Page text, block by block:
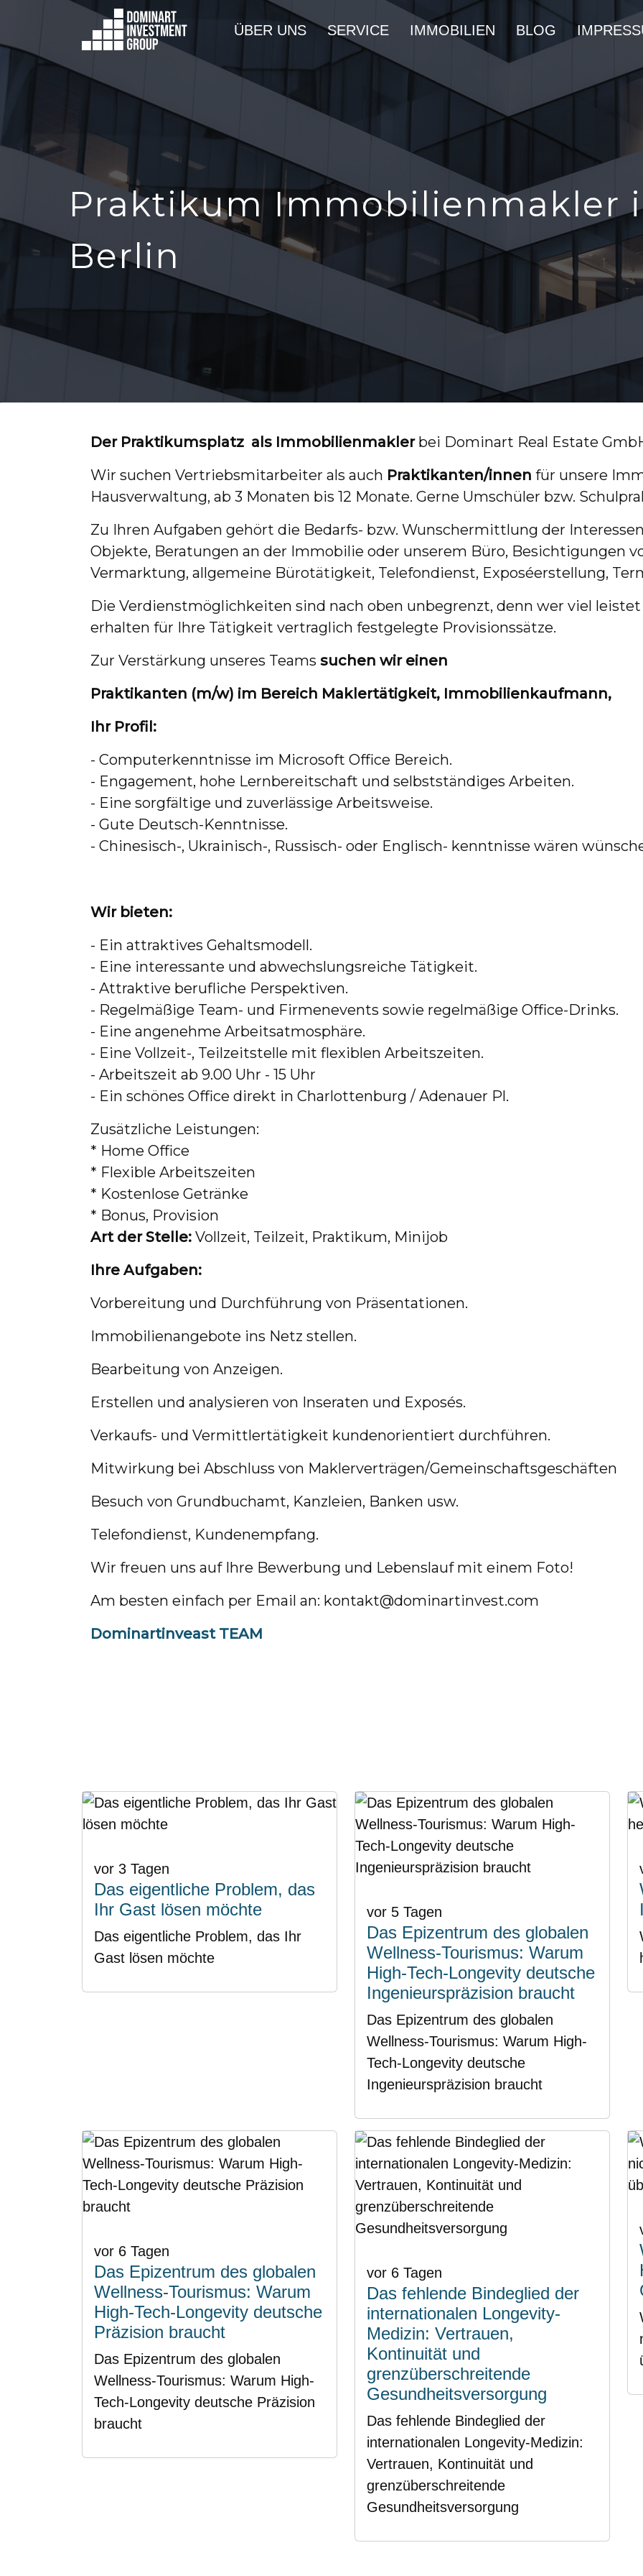
ÜBER UNS SERVICE IMMOBILIEN BLOG
Praktikum Immobilienmakler
Berlin
Der Praktikumsplatz als Immobilienmaklerbei Dominart Real Estate
Wir suchen Vertriebsmitarbeiter als auch Praktikanten/innen für unsere
Hausverwaltung, ab 3 Monaten bis 12 Monate. Gerne Umschüler bzw.
Zu Ihren Aufgaben gehört die Bedarfs- bzw. Wunschermittlung der
Objekte, Beratungen an der Immobilie oder unserem Büro, Besichtigungen
Vermarktung, allgemeine Bürotätigkeit, Telefondienst, Exposéerstellung,
Die Verdienstmöglichkeiten sind nach oben unbegrenzt, denn wer viel leistet
erhalten für Ihre Tätigkeit vertraglich festgelegte Provisionssätze.
Zur Verstärkung unseres Teams suchen wir einen
Praktikanten (m/w) im Bereich Maklertätigkeit, Immobilienkaufmann,
Ihr Profil:
- Computerkenntnisse im Microsoft Office Bereich.
- Engagement, hohe Lernbereitschaft und selbstständiges Arbeiten.
- Eine sorgfältige und zuverlässige Arbeitsweise.
- Gute Deutsch-Kenntnisse.
- Chinesisch-, Ukrainisch-, Russisch- oder Englisch- kenntnisse wären
Wir bieten:
- Ein attraktives Gehaltsmodell.
- Eine interessante und abwechslungsreiche Tätigkeit.
- Attraktive berufliche Perspektiven.
- Regelmäßige Team- und Firmenevents sowie regelmäßige Office-Drinks.
- Eine angenehme Arbeitsatmosphäre.
- Eine Vollzeit-, Teilzeitstelle mit flexiblen Arbeitszeiten.
- Arbeitszeit ab 9.00 Uhr - 15 Uhr
- Ein schönes Office direkt in Charlottenburg / Adenauer Pl.
Zusätzliche Leistungen:
* Home Office
* Flexible Arbeitszeiten
* Kostenlose Getränke
* Bonus, Provision
Art der Stelle: Vollzeit, Teilzeit, Praktikum, Minijob
Ihre Aufgaben:
Vorbereitung und Durchführung von Präsentationen.
Immobilienangebote ins Netz stellen.
Bearbeitung von Anzeigen.
Erstellen und analysieren von Inseraten und Exposés.
Verkaufs- und Vermittlertätigkeit kundenorientiert durchführen.
Mitwirkung bei Abschluss von Maklerverträgen/Gemeinschaftsgeschäften
Besuch von Grundbuchamt, Kanzleien, Banken usw.
Telefondienst, Kundenempfang.
Wir freuen uns auf Ihre Bewerbung und Lebenslauf mit einem Foto!
Am besten einfach per Email an: kontakt@dominartinvest.com
Dominartinveast TEAM
vor 3 Tagen
Das eigentliche Problem, das
Ihr Gast lösen möchte
Das eigentliche Problem, das Ihr
Gast lösen möchte
vor 5 Tagen
Das Epizentrum des globalen
Wellness-Tourismus: Warum
High-Tech-Longevity deutsche
Ingenieurspräzision braucht
Das Epizentrum des globalen
Wellness-Tourismus: Warum High-
Tech-Longevity deutsche
Ingenieurspräzision braucht
vor 6 Tagen
Das Epizentrum des globalen
Wellness-Tourismus: Warum
High-Tech-Longevity deutsche
Präzision braucht
Das Epizentrum des globalen
Wellness-Tourismus: Warum High-
Tech-Longevity deutsche Präzision
braucht
vor 6 Tagen
Das fehlende Bindeglied der
internationalen Longevity-
Medizin: Vertrauen,
Kontinuität und
grenzüberschreitende
Gesundheitsversorgung
Das fehlende Bindeglied der
internationalen Longevity-Medizin:
Vertrauen, Kontinuität und
grenzüberschreitende
Gesundheitsversorgung